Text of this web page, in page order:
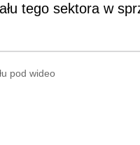
tego sektora w
pod wideo